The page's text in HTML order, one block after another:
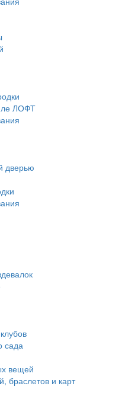
ЛОФТ
дверью
сада
вещей
браслетов и карт